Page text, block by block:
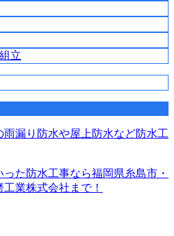
立
た防水工事なら福岡県糸島市・
業株式会社まで！